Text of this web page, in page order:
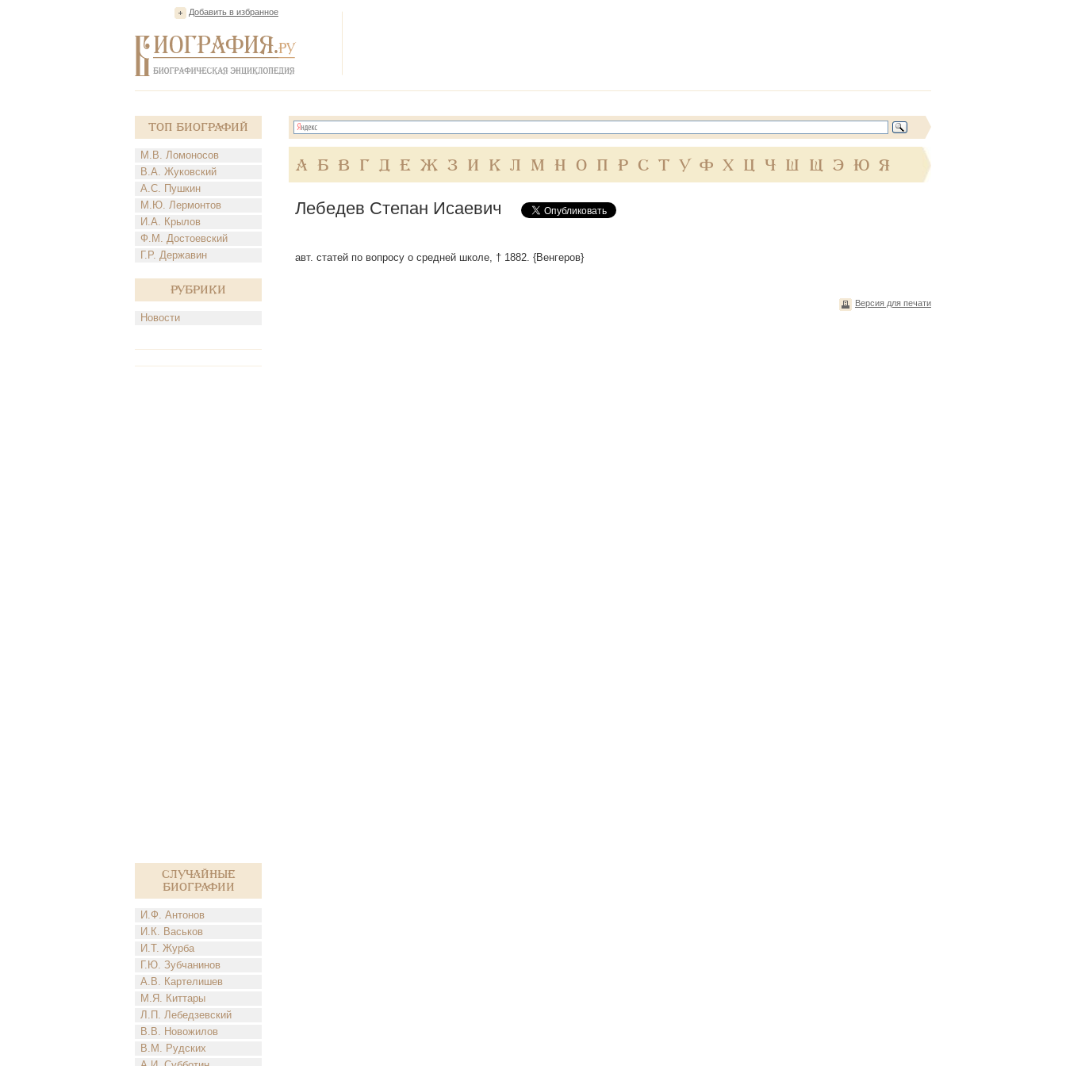
Добавить в избранное
Топ Биографий
М.В. Ломоносов
В.А. Жуковский
А.С. Пушкин
М.Ю. Лермонтов
И.А. Крылов
Ф.М. Достоевский
Г.Р. Державин
Рубрики
Новости
Случайные
биографии
И.Ф. Антонов
И.К. Васьков
И.Т. Журба
Г.Ю. Зубчанинов
А.В. Картелишев
М.Я. Киттары
Л.П. Лебедзевский
В.В. Новожилов
В.М. Рудских
А Б В Г Д Е Ж З И К Л М Н О П Р С Т У Ф Х Ц Ч Ш Щ Э Ю Я
Лебедев Степан Исаевич
авт. статей по вопросу о средней школе, † 1882. {Венгеров}
Версия для печати